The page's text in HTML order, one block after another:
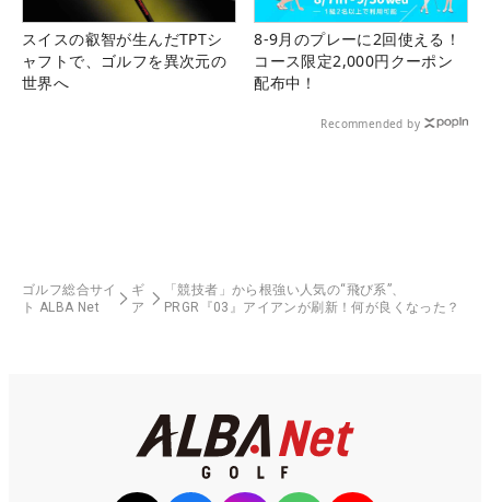
スイスの叡智が生んだTPTシ
ャフトで、ゴルフを異次元の
世界へ
8-9月のプレーに2回使える！
コース限定2,000円クーポン
配布中！
Recommended by
ゴルフ総合サイ
ト ALBA Net
ギ
ア
「競技者」から根強い人気の“飛び系”、
PRGR『03』アイアンが刷新！何が良くなった？